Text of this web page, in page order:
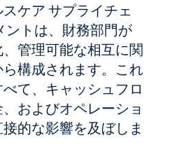
ケア サプライチェ
ントは、財務部門が
管理可能な相互に関
構成されます。これ
て、キャッシュフロ
およびオペレーショ
的な影響を及ぼしま